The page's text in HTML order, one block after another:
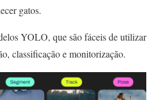
gatos.
YOLO, que são fáceis de utilizar
classificação e monitorização.